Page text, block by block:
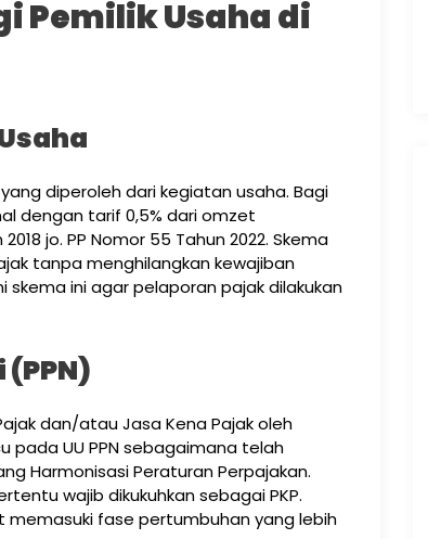
Pemilik Usaha di
diperoleh dari kegiatan usaha. Bagi
dengan tarif 0,5% dari omzet
jo. PP Nomor 55 Tahun 2022. Skema
tanpa menghilangkan kewajiban
skema ini agar pelaporan pajak dilakukan
dan/atau Jasa Kena Pajak oleh
pada UU PPN sebagaimana telah
Harmonisasi Peraturan Perpajakan.
wajib dikukuhkan sebagai PKP.
memasuki fase pertumbuhan yang lebih